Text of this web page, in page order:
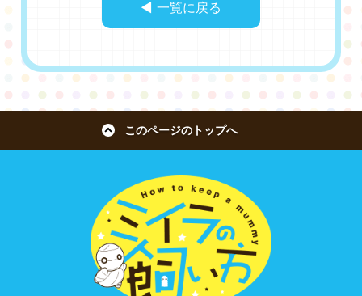
◀︎ 一覧に戻る
このページのトップへ